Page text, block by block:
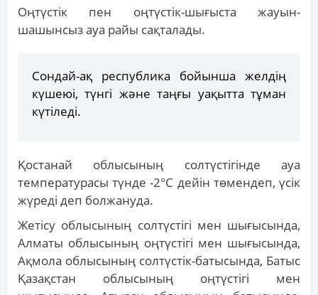
Оңтүстік пен оңтүстік-шығыста жауын-
шашынсыз ауа райы сақталады.
Сондай-ақ республика бойынша желдің
күшеюі, түнгі және таңғы уақытта тұман
күтіледі.
Қостанай облысының солтүстігінде ауа
температурасы түнде -2°С дейін төмендеп, үсік
жүреді деп болжануда.
Жетісу облысының солтүстігі мен шығысында,
Алматы облысының оңтүстігі мен шығысында,
Ақмола облысының солтүстік-батысында, Батыс
Қазақстан облысының оңтүстігі мен